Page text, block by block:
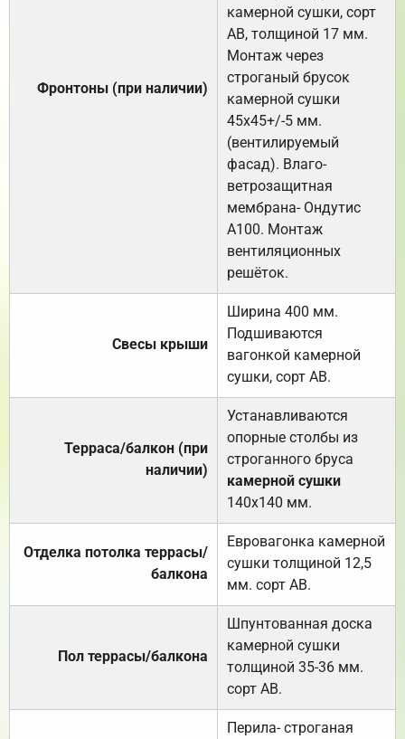
Фронтоны (при наличии)
камерной сушки, сорт
АВ, толщиной 17 мм.
Монтаж через
строганый брусок
камерной сушки
45х45+/-5 мм.
(вентилируемый
фасад). Влаго-
ветрозащитная
мембрана- Ондутис
А100. Монтаж
вентиляционных
решёток.
Свесы крыши
Ширина 400 мм.
Подшиваются
вагонкой камерной
сушки, сорт АВ.
Терраса/балкон (при
наличии)
Устанавливаются
опорные столбы из
строганного бруса
камерной сушки
140х140 мм.
Отделка потолка террасы/
балкона
Евровагонка камерной
сушки толщиной 12,5
мм. сорт АВ.
Пол террасы/балкона
Шпунтованная доска
камерной сушки
толщиной 35-36 мм.
сорт АВ.
Перила- строганая